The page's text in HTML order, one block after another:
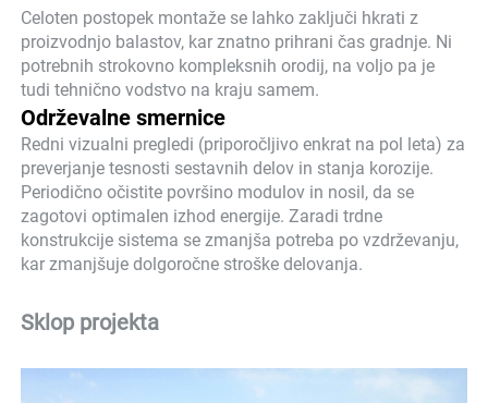
Celoten postopek montaže se lahko zaključi hkrati z
proizvodnjo balastov, kar znatno prihrani čas gradnje. Ni
potrebnih strokovno kompleksnih orodij, na voljo pa je
tudi tehnično vodstvo na kraju samem.
Održevalne smernice
Redni vizualni pregledi (priporočljivo enkrat na pol leta) za
preverjanje tesnosti sestavnih delov in stanja korozije.
Periodično očistite površino modulov in nosil, da se
zagotovi optimalen izhod energije. Zaradi trdne
konstrukcije sistema se zmanjša potreba po vzdrževanju,
kar zmanjšuje dolgoročne stroške delovanja.
Sklop projekta